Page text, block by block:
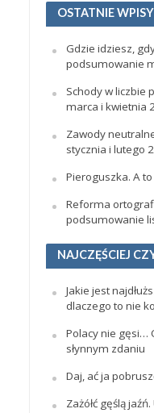
OSTATNIE WPISY
Gdzie idziesz,
podsumowanie
Schody w liczbie
marca i kwietnia
Zawody
stycznia i lutego
Pieroguszka. A
Reforma
podsumowanie
NAJCZĘŚCIEJ
Jakie jest
dlaczego to nie
Polacy nie gęsi…
słynnym zdaniu
Daj, ać ja
Zażółć gęślą